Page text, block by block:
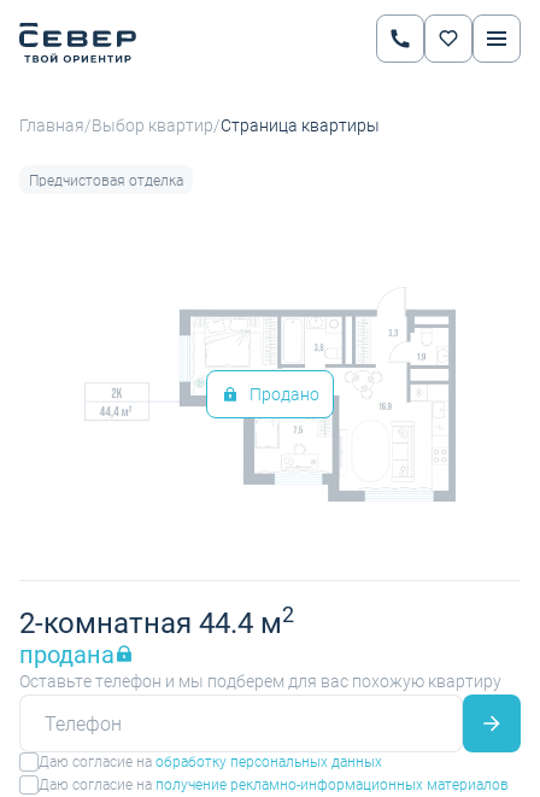
Главная/Выбор квартир/Страница квартиры
Предчистовая отделка
Продано
2-комнатная 44.4 м2
продана
Оставьте телефон и мы подберем для вас похожую квартиру
Даю согласие наобработку персональных данных
Даю согласие на получение рекламно-информационных материалов